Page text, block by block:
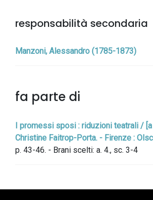
responsabilità secondaria
Manzoni, Alessandro (1785-1873)
fa parte di
I promessi sposi : riduzioni teatrali / [a
Christine Faitrop-Porta. - Firenze :
p. 43-46. - Brani scelti: a. 4., sc. 3-4